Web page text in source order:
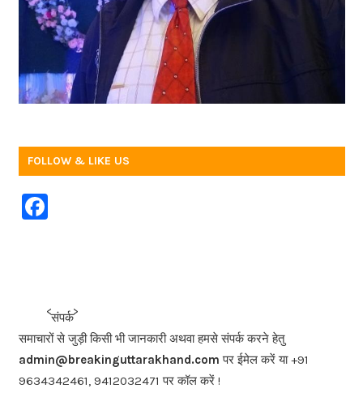
FOLLOW & LIKE US
F
b
o
o
k
संपर्क
समाचारों से जुड़ी किसी भी जानकारी अथवा हमसे संपर्क करने हेतु
admin@breakinguttarakhand.com पर ईमेल करें या +91
9634342461, 9412032471 पर कॉल करें !